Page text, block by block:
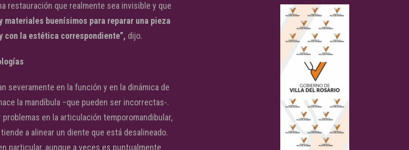
restauración que realmente sea invisible y que
materiales buenísimos para reparar una pieza
con la estética correspondiente”, dijo.
severamente en la función y en la dinámica de
la mandíbula –que pueden ser incorrectas-.
en la articulación temporomandibular,
a alinear un diente que está desalineado.
particular, aunque a veces es puntualmente